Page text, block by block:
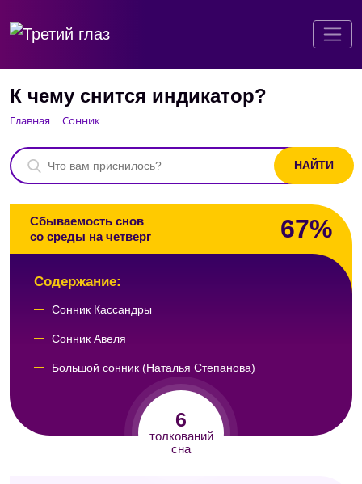
К чему снится индикатор?
Главная Сонник
Сбываемость снов
со среды на четверг
67%
6
толкований
сна
Содержание:
Сонник Кассандры
Сонник Авеля
Большой сонник (Наталья Степанова)
Сонник толкователь снов
Сонник толкование снов